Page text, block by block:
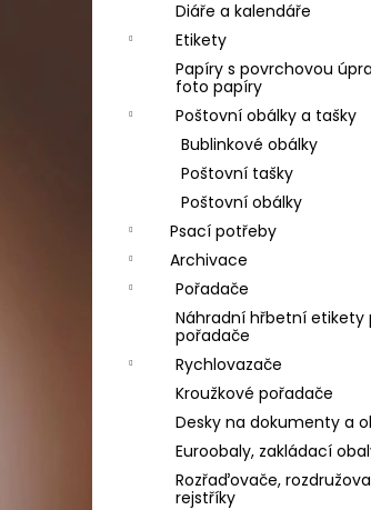
Diáře a kalendáře
Etikety
Papíry s povrchovou
foto papíry
Poštovní obálky a tašky
Bublinkové obálky
Poštovní tašky
Poštovní obálky
Psací potřeby
Archivace
Pořadače
Náhradní hřbetní etikety
pořadače
Rychlovazače
Kroužkové pořadače
Desky na dokumenty a
Euroobaly, zakládací
Rozřaďovače,
rejstříky